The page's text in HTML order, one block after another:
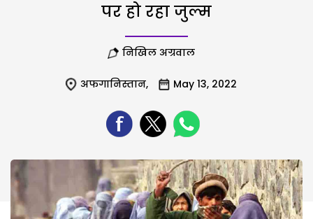
पर हो रहा जुल्म
निखिल अग्रवाल
अफगानिस्तान, May 13, 2022